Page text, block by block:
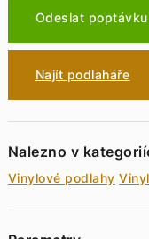
Odeslat poptávku
Najít podlaháře
Nalezno v
Vinylové podlahy